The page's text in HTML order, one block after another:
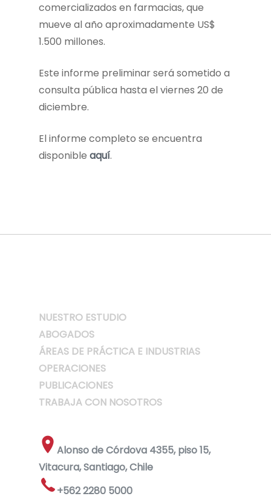
comercializados en farmacias, que
mueve al año aproximadamente US$
1.500 millones.
Este informe preliminar será sometido a
consulta pública hasta el viernes 20 de
diciembre.
El informe completo se encuentra
disponible aquí.
NUESTRO ESTUDIO
ABOGADOS
ÁREAS DE PRÁCTICA E INDUSTRIAS
OPERACIONES
PUBLICACIONES
TRABAJA CON NOSOTROS
Alonso de Córdova 4355, piso 15,
Vitacura, Santiago, Chile
+562 2280 5000